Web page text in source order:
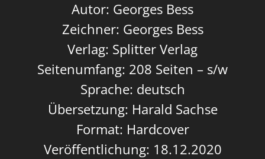
Autor: Georges Bess
Zeichner: Georges Bess
Verlag: Splitter Verlag
Seitenumfang: 208 Seiten – s/w
Sprache: deutsch
Übersetzung: Harald Sachse
Format: Hardcover
Veröffentlichung: 18.12.2020